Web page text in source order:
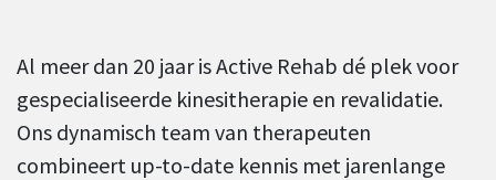
Al meer dan 20 jaar is Active Rehab dé plek voor
gespecialiseerde kinesitherapie en revalidatie.
Ons dynamisch team van therapeuten
combineert up-to-date kennis met jarenlange